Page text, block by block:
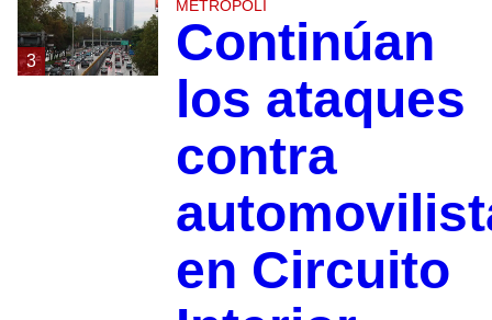
3
METRÓPOLI
Continúan
los ataques
contra
en Circuito